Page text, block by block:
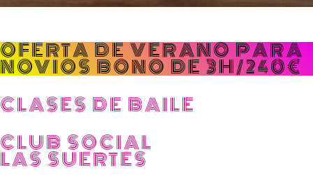
OFERTA DE VERANO PARA
NOVIOS BONO DE 3H/240€
CLASES DE BAILE
CLUB SOCIAL
LAS SUERTES